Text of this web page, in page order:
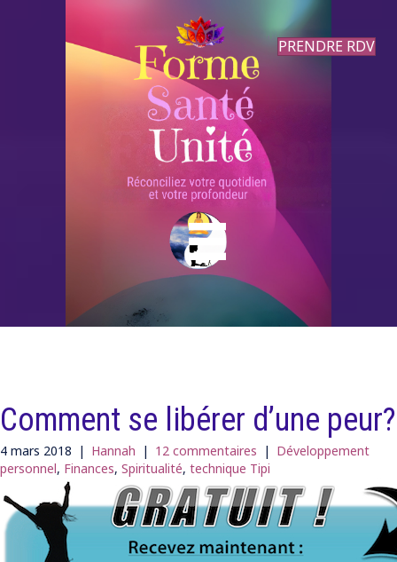
PRENDRE RDV
Comment se libérer d’une peur?
4 mars 2018 | Hannah | 12 commentaires | Développement
personnel, Finances, Spiritualité, technique Tipi